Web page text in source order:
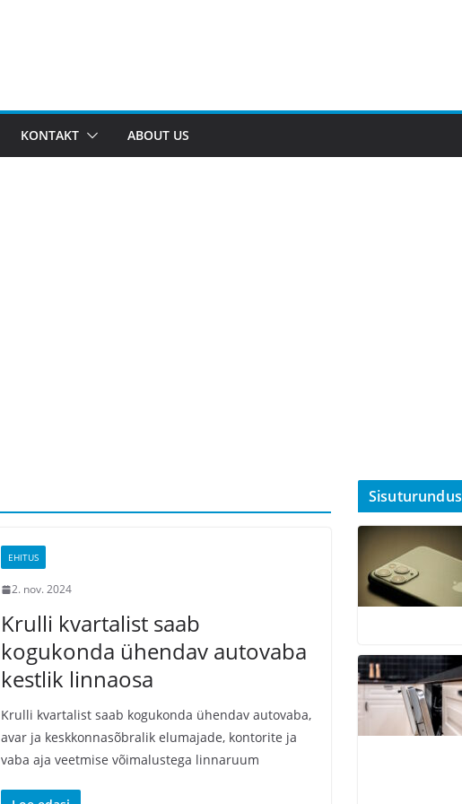
KONTAKT ABOUT US
EHITUS
2. nov. 2024
Krulli kvartalist saab
kogukonda ühendav autovaba
kestlik linnaosa
Krulli kvartalist saab kogukonda ühendav autovaba,
avar ja keskkonnasõbralik elumajade, kontorite ja
vaba aja veetmise võimalustega linnaruum
Sisuturundus